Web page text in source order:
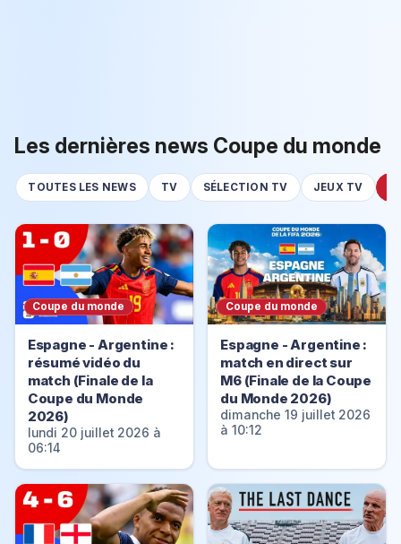
Les dernières news Coupe du monde
TOUTES LES NEWS TV SÉLECTION TV JEUX TV
Coupe du monde
Espagne - Argentine :
résumé vidéo du
match (Finale de la
Coupe du Monde
2026)
lundi 20 juillet 2026 à
06:14
Coupe du monde
Espagne - Argentine :
match en direct sur
M6 (Finale de la Coupe
du Monde 2026)
dimanche 19 juillet 2026
à 10:12